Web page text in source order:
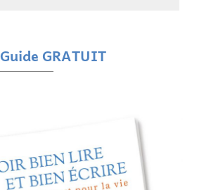
Guide GRATUIT